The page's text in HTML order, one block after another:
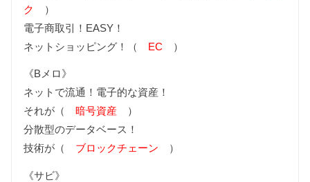
ク
）
電子商取引！EASY！
ネットショッピング！（ EC ）
《Bメロ》
ネットで流通！電子的な資産！
それが（暗号資産 ）
分散型のデータベース！
技術が（ ブロックチェーン ）
《サビ》